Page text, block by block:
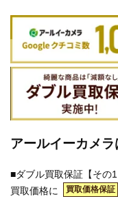
アールイーカメラ
■ダブル買取保証【その1
買取価格に
買取価格保証